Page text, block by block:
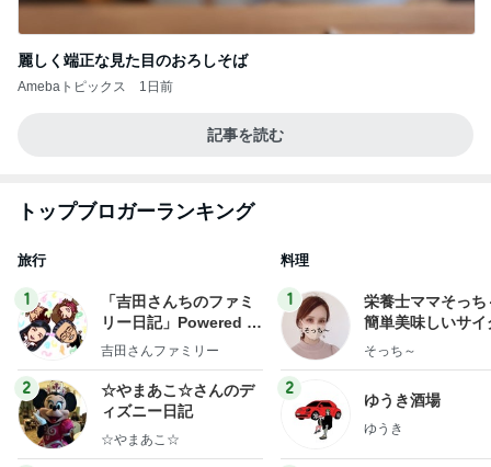
麗しく端正な見た目のおろしそば
Amebaトピックス 1日前
記事を読む
トップブロガーランキング
旅行
1
「吉田さんちのファミ
リー日記」Powered b
y Ameba 吉田さんファ
ミリーオフィシャルブ
ログ
吉田さんファミリー
2
☆やまあこ☆さんのデ
ィズニー日記
☆やまあこ☆
料理
1
栄養士ママそっち
簡単美味しいサイ
献立
そっち～
2
ゆうき酒場
ゆうき